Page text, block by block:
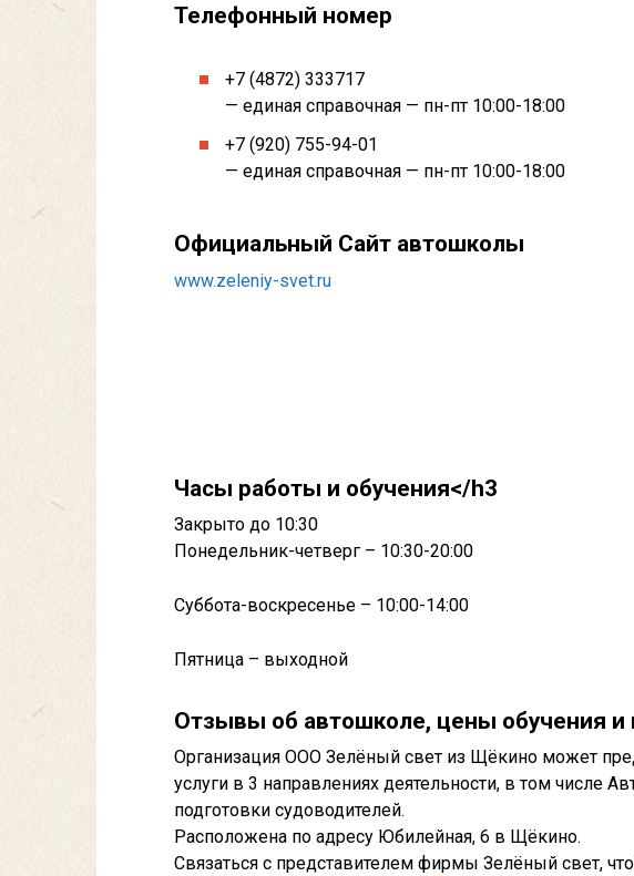
Телефонный номер
+7 (4872) 333717
— единая справочная — пн-пт 10:00-18:00
+7 (920) 755-94-01
— единая справочная — пн-пт 10:00-18:00
Официальный Сайт автошколы
www.zeleniy-svet.ru
Часы работы и обучения</h3
Закрыто до 10:30
Понедельник-четверг – 10:30-20:00
Суббота-воскресенье – 10:00-14:00
Пятница – выходной
Отзывы об автошколе, цены обучения
Организация ООО Зелёный свет из Щёкино может
услуги в 3 направлениях деятельности, в том числе
подготовки судоводителей.
Расположена по адресу Юбилейная, 6 в Щёкино.
Связаться с представителем фирмы Зелёный свет,